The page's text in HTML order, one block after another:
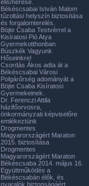
elismerése.
Békéscsabai István Malom
tűzoltási helyszín biztosítása
és forgalomterelés.
Böjte Csaba Testvérrel a
Kisíratosi Pió Atya
Gyermekotthonban
Büszkék Vagyunk
Hőseinkre!
Csordás Ákos adta át a
Békéscsabai Városi
Polgárőrség adományát a
Böjte Csaba Kisíratosi
Gyermekeinek.
Dr. Ferenczi Attila
házifőorvosra,
önkormányzati képviselőre
emlékeztünk
Drogmentes
Magyarországért Maraton
2015. biztosítása
Drogmentes
Magyarországért Maraton
Békéscsaba 2014. május 16.
Együttműködés a
Békéscsabán élők, és
nyaralók biztonságáért